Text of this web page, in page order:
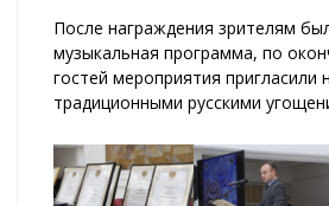
После награждения зрителям
музыкальная программа, по
гостей мероприятия пригласили
традиционными русскими